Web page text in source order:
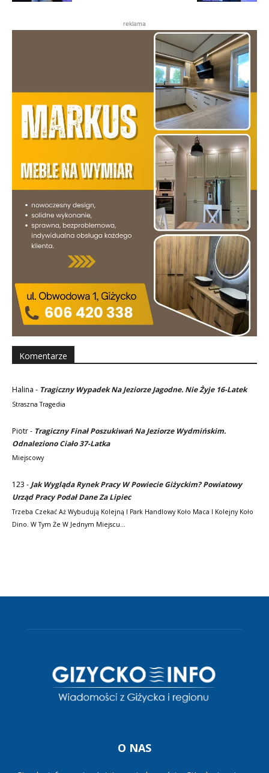
reklama
Komentarze
Halina - Tragiczny Wypadek Na Jeziorze Jagodne. Nie Żyje 16-Latek
Straszna Tragedia
Piotr- Tragiczny Finał Poszukiwań Na Jeziorze Wydmińskim.
Odnaleziono Ciało 37-Latka
Miejscowy
123 - Jak Wygląda Rynek Pracy W Powiecie Giżyckim? Powiatowy
Urząd Pracy Podał Dane Za Lipiec
Trzeba Czekać Aż Wybudują Kolejną I Park Handlowy Koło Maca I Kolejny Koło
Dino. W Tym Że W Jednym Miejscu…
O NAS